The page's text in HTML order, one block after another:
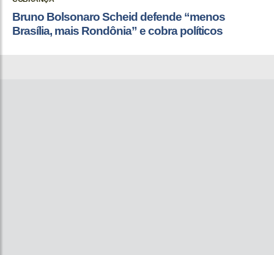
Bruno Bolsonaro Scheid defende “menos
Brasília, mais Rondônia” e cobra políticos